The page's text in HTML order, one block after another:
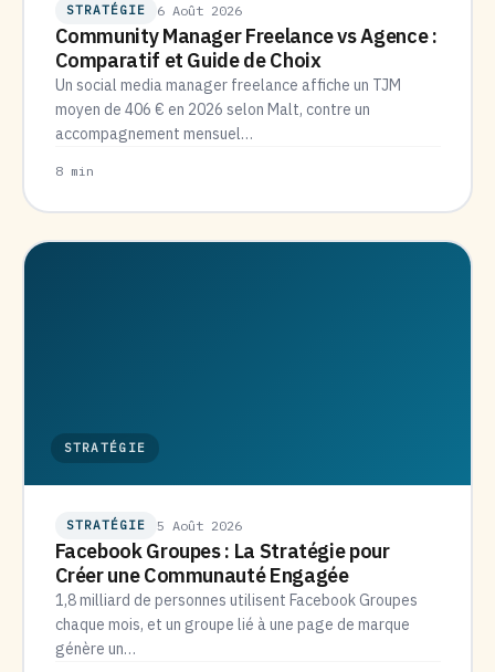
STRATÉGIE 6 Août 2026
Community Manager Freelance vs Agence :
Comparatif et Guide de Choix
Un social media manager freelance affiche un TJM
moyen de 406 € en 2026 selon Malt, contre un
accompagnement mensuel…
8 min
STRATÉGIE
STRATÉGIE 5 Août 2026
Facebook Groupes : La Stratégie pour
Créer une Communauté Engagée
1,8 milliard de personnes utilisent Facebook Groupes
chaque mois, et un groupe lié à une page de marque
génère un…